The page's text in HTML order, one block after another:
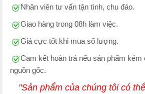
Nhân viên tư vấn tận tình, chu đáo.
Giao hàng trong 08h làm việc.
Giá cực tốt khi mua số lượng.
Cam kết hoàn trả nếu sản phẩm
nguồn gốc.
"Sản phẩm của chúng tôi có